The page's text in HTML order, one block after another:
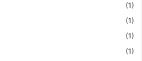
(1)
(1)
(1)
(1)